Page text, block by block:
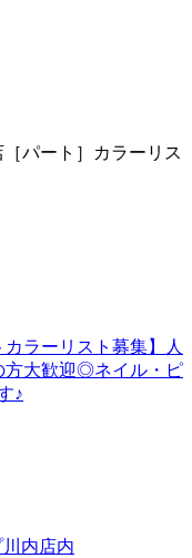
パート］カラーリス
ラーリスト募集】人
方大歓迎◎ネイル・ピ
♪
内店内